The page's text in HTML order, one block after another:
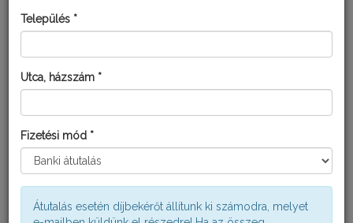
FITOMAXX NITROGÉN OLDAT
Település *
Utca, házszám *
Fizetési mód *
Átutalás esetén díjbekérőt állítunk ki számodra, melyet